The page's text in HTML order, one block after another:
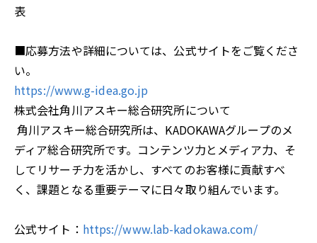
表
■応募方法や詳細については、公式サイトをご覧くださ
い。
https://www.g-idea.go.jp
株式会社角川アスキー総合研究所について
角川アスキー総合研究所は、KADOKAWAグループのメ
ディア総合研究所です。コンテンツ力とメディア力、そ
してリサーチ力を活かし、すべてのお客様に貢献すべ
く、課題となる重要テーマに日々取り組んでいます。
公式サイト： https://www.lab-kadokawa.com/